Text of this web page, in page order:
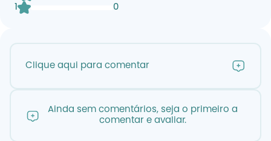
1
0
Clique aqui para comentar
Ainda sem comentários, seja o primeiro a
comentar e avaliar.